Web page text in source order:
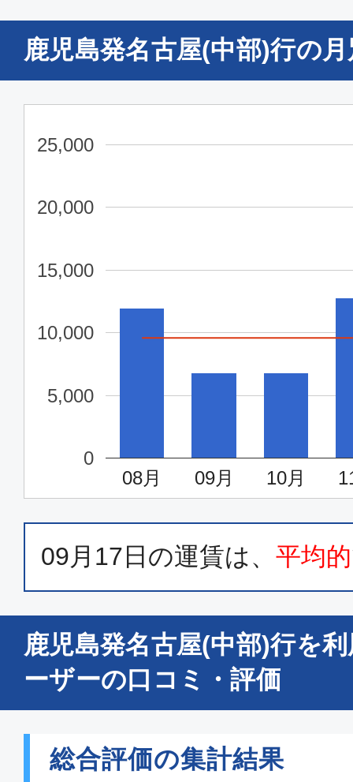
10:20
SNA118 20:40
鹿児島発名古屋(中部)行の
08月 09月 10月
0
5,000
10,000
15,000
20,000
25,000
09月17日 の運賃は、 平均的
鹿児島発名古屋(中部)行を
ーザーの口コミ・評価
総合評価の集計結果